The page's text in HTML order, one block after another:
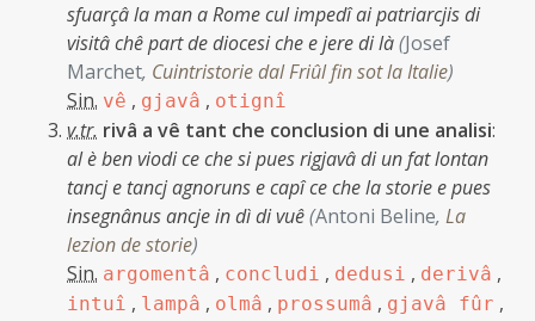
sfuarçâ la man a Rome cul impedî ai patriarcjis di
visitâ chê part de diocesi che e jere di là(Josef
Marchet, Cuintristorie dal Friûl fin sot la Italie)
Sin. vê , gjavâ , otignî
v.tr. rivâ a vê tant che conclusion di une analisi:
al è ben viodi ce che si pues rigjavâ di un fat lontan
tancj e tancj agnoruns e capî ce che la storie e pues
insegnânus ancje in dì di vuê(Antoni Beline, La
lezion de storie)
Sin. argomentâ , concludi , dedusi , derivâ ,
intuî , lampâ , olmâ , prossumâ , gjavâ fûr ,